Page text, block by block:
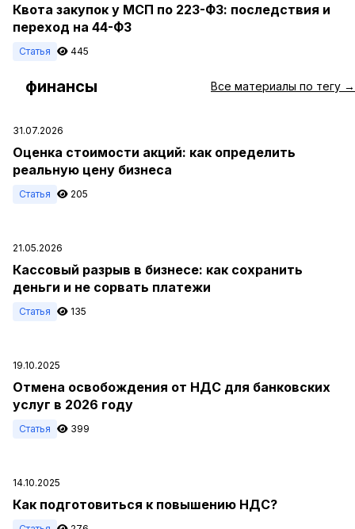
Квота закупок у МСП по 223-ФЗ: последствия и
переход на 44-ФЗ
Статья 445
финансы Все материалы по тегу →
31.07.2026
Оценка стоимости акций: как определить
реальную цену бизнеса
Статья 205
21.05.2026
Кассовый разрыв в бизнесе: как сохранить
деньги и не сорвать платежи
Статья 135
19.10.2025
Отмена освобождения от НДС для банковских
услуг в 2026 году
Статья 399
14.10.2025
Как подготовиться к повышению НДС?